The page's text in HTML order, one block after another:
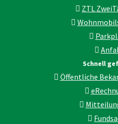
ZTL
Schnell
Öffentliche